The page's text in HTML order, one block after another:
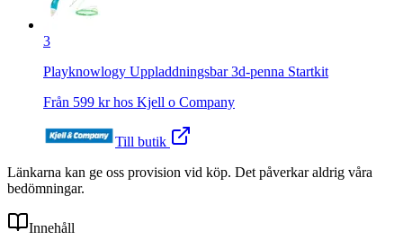
3
Playknowlogy Uppladdningsbar 3d-penna Startkit
Från 599 kr hos Kjell o Company
Till butik
Länkarna kan ge oss provision vid köp. Det påverkar aldrig våra
bedömningar.
Innehåll